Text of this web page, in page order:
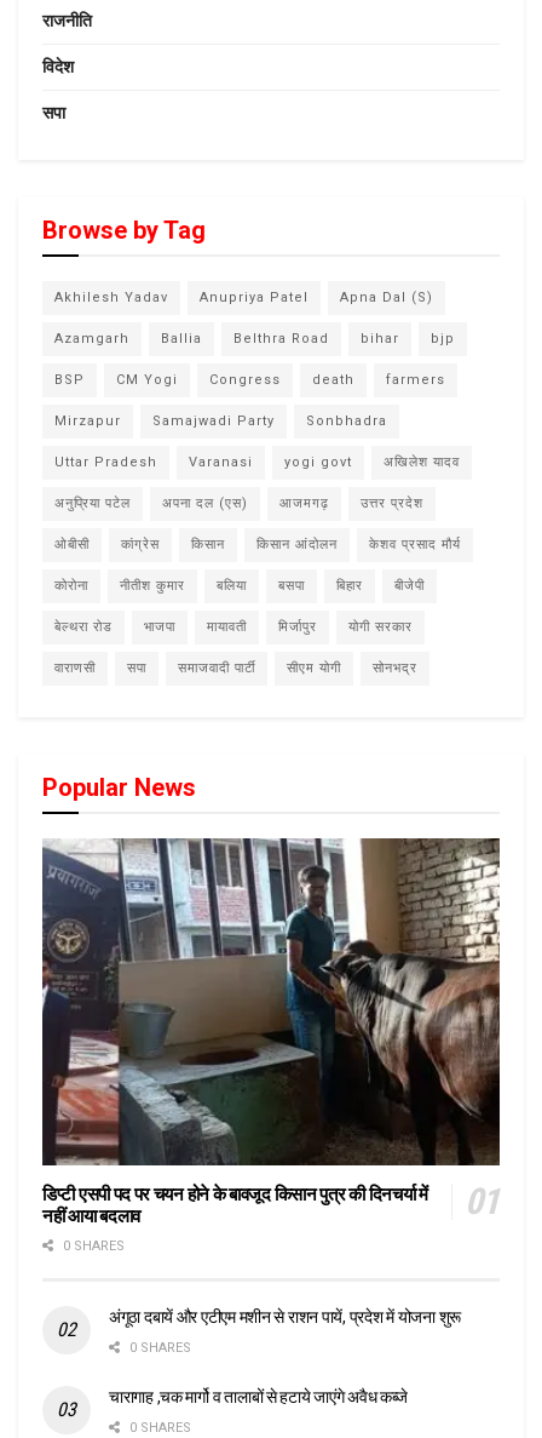
राजनीति
विदेश
सपा
Browse by Tag
Akhilesh Yadav Anupriya Patel Apna Dal (S)
Azamgarh Ballia Belthra Road bihar bjp
BSP CM Yogi Congress death farmers
Mirzapur Samajwadi Party Sonbhadra
Uttar Pradesh Varanasi yogi govt अखिलेश यादव
अनुप्रिया पटेल अपना दल (एस) आजमगढ़ उत्तर प्रदेश
ओबीसी कांग्रेस किसान किसान आंदोलन केशव प्रसाद मौर्य
कोरोना नीतीश कुमार बलिया बसपा बिहार बीजेपी
बेल्थरा रोड भाजपा मायावती मिर्जापुर योगी सरकार
वाराणसी सपा समाजवादी पार्टी सीएम योगी सोनभद्र
Popular News
डिप्टी एसपी पद पर चयन होने के बावजूद किसान पुत्र की दिनचर्या में
नहीं आया बदलाव
0 SHARES
अंगूठा दबायें और एटीएम मशीन से राशन पायें, प्रदेश में योजना शुरू
0 SHARES
चारागाह ,चक मार्गो व तालाबों से हटाये जाएंगे अवैध कब्जे
0 SHARES